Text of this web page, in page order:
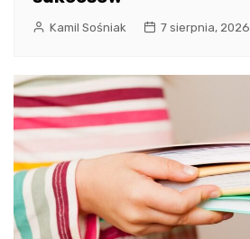
Kamil Sośniak 7 sierpnia, 2026